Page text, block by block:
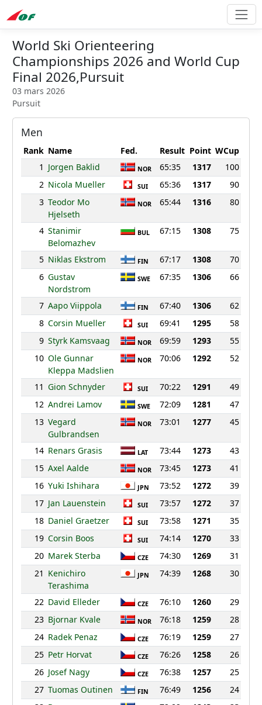
World Ski Orienteering
Championships 2026 and World Cup
Final 2026,Pursuit
03 mars 2026
Pursuit
Men
Rank Name Fed. Result Point WCup
1 Jorgen Baklid NOR 65:35 1317
100
2 Nicola Mueller SUI 65:36 1317
90
3 Teodor Mo
Hjelseth
NOR 65:44 1316 80
4 Stanimir
Belomazhev
BUL 67:15 1308 75
5 Niklas Ekstrom FIN 67:17 1308
70
6 Gustav
Nordstrom
SWE 67:35 1306 66
7 Aapo Viippola FIN 67:40 1306
62
8 Corsin Mueller SUI 69:41 1295
58
9 Styrk Kamsvaag NOR 69:59 1293
55
10 Ole Gunnar
Kleppa Madslien
NOR 70:06 1292 52
11 Gion Schnyder SUI 70:22 1291
49
12 Andrei Lamov SWE 72:09 1281
47
13 Vegard
Gulbrandsen
NOR 73:01 1277 45
14 Renars Grasis LAT 73:44 1273
43
15 Axel Aalde NOR 73:45 1273
41
16 Yuki Ishihara JPN 73:52 1272
39
17 Jan Lauenstein SUI 73:57 1272
37
18 Daniel Graetzer SUI 73:58 1271
35
19 Corsin Boos SUI 74:14 1270
33
20 Marek Sterba CZE 74:30 1269
31
21 Kenichiro
Terashima
JPN 74:39 1268 30
22 David Elleder CZE 76:10 1260
29
23 Bjornar Kvale NOR 76:18 1259
28
24 Radek Penaz CZE 76:19 1259
27
25 Petr Horvat CZE 76:26 1258
26
26 Josef Nagy CZE 76:38 1257
25
27 Tuomas Outinen FIN 76:49 1256
24